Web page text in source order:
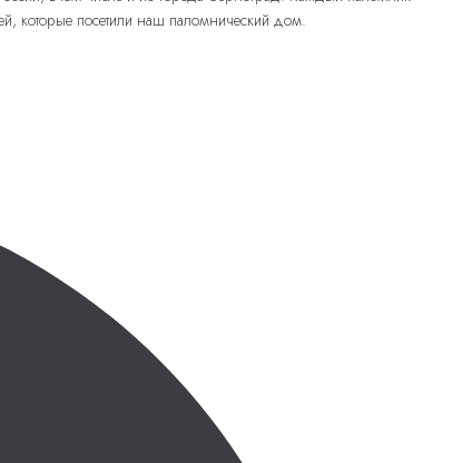
которые посетили наш паломнический дом.